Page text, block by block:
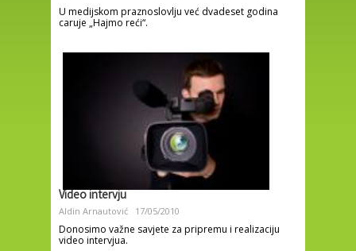
U medijskom praznoslovlju već dvadeset godina
caruje „Hajmo reći“.
Video intervju
Aldin Arnautović 17/05/2010
Donosimo važne savjete za pripremu i realizaciju
video intervjua.